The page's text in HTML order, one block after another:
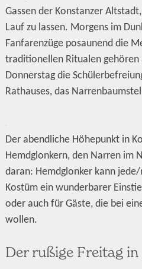
Gassen der Konstanzer
Lauf zu lassen. Morgens im
Fanfarenzüge posaunend die
traditionellen Ritualen gehören
Donnerstag die
Rathauses, das
Der abendliche Höhepunkt in
Hemdglonkern, den Narren im
daran: Hemdglonker kann
Kostüm ein wunderbarer
oder auch für Gäste, die bei
wollen.
Der rußige Freitag